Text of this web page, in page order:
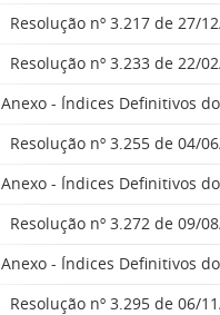
Resolução nº 3.217 de 27/
Resolução nº 3.233 de 22/
Anexo - Índices Definitivos do
Resolução nº 3.255 de 04/
Anexo - Índices Definitivos do
Resolução nº 3.272 de 09/
Anexo - Índices Definitivos do
Resolução nº 3.295 de 06/